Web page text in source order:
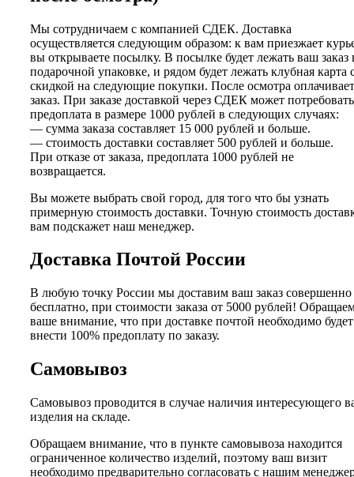
Мы сотрудничаем с компанией СДЕК. Доставка
осуществляется следующим образом: к вам приезжает
вы открываете посылку. В посылке будет лежать ваш заказ
подарочной упаковке, и рядом будет лежать клубная карта
скидкой на следующие покупки. После осмотра
заказ. При заказе доставкой через СДЕК может
предоплата в размере 1000 рублей в следующих случаях:
— сумма заказа составляет 15 000 рублей и больше.
— стоимость доставки составляет 500 рублей и больше.
При отказе от заказа, предоплата 1000 рублей не
возвращается.
Вы можете выбрать свой город, для того что бы узнать
примерную стоимость доставки. Точную стоимость
вам подскажет наш менеджер.
Доставка Почтой России
В любую точку России мы доставим ваш заказ совершенно
бесплатно, при стоимости заказа от 5000 рублей!
ваше внимание, что при доставке почтой необходимо будет
внести 100% предоплату по заказу.
Самовывоз
Самовывоз проводится в случае наличия интересующего
изделия на складе.
Обращаем внимание, что в пункте самовывоза находится
ограниченное количество изделий, поэтому ваш визит
необходимо предварительно согласовать с нашим